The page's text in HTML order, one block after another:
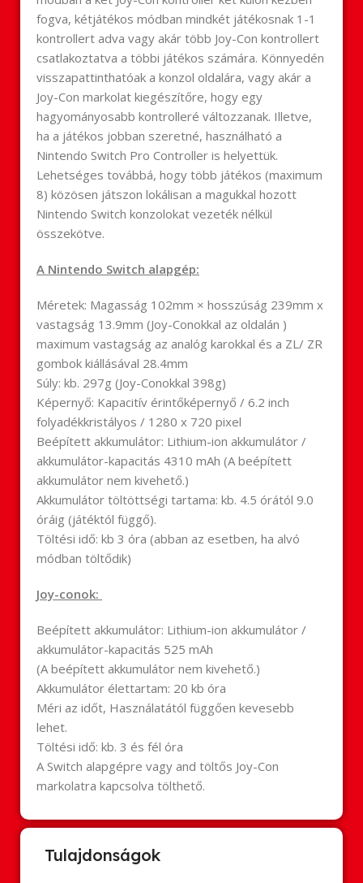
fogva, kétjátékos módban mindkét játékosnak 1-1
kontrollert adva vagy akár több Joy-Con kontrollert
csatlakoztatva a többi játékos számára. Könnyedén
visszapattinthatóak a konzol oldalára, vagy akár a
Joy-Con markolat kiegészítőre, hogy egy
hagyományosabb kontrolleré változzanak. Illetve,
ha a játékos jobban szeretné, használható a
NintendoSwitch Pro Controller is helyettük.
Lehetséges továbbá, hogy több játékos (maximum
8) közösen játszon lokálisan a magukkal hozott
NintendoSwitch konzolokat vezeték nélkül
összekötve.
A Nintendo Switch alapgép:
Méretek: Magasság 102mm × hosszúság 239mm x
vastagság 13.9mm (Joy-Conokkal az oldalán )
maximum vastagság az analóg karokkal és a ZL/ ZR
gombok kiállásával 28.4mm
Súly: kb. 297g (Joy-Conokkal 398g)
Képernyő: Kapacitív érintőképernyő / 6.2 inch
folyadékkristályos / 1280 x 720 pixel
Beépített akkumulátor: Lithium-ion akkumulátor /
akkumulátor-kapacitás 4310 mAh (A beépített
akkumulátor nem kivehető.)
Akkumulátor töltöttségi tartama: kb. 4.5 órától 9.0
óráig (játéktól függő).
Töltési idő: kb 3 óra (abban az esetben, ha alvó
módban töltődik)
Joy-conok:
Beépített akkumulátor: Lithium-ion akkumulátor /
akkumulátor-kapacitás 525 mAh
(A beépített akkumulátor nem kivehető.)
Akkumulátor élettartam: 20 kb óra
Méri az időt, Használatától függően kevesebb
lehet.
Töltési idő: kb. 3 és fél óra
​ASwitch alapgépre vagy and töltős Joy-Con
markolatra kapcsolva tölthető.
Tulajdonságok